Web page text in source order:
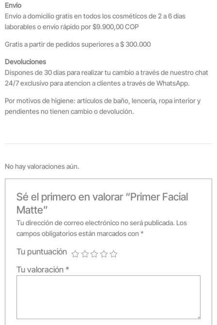
Envío
Envío a domicilio gratis en todos los cosméticos de 2 a 6 días
laborables o envío rápido por $9.900,00 COP
Gratis a partir de pedidos superiores a $ 300.000
Devoluciones
Dispones de 30 días para realizar tu cambio a través de nuestro chat
24/7 exclusivo para atencion a clientes a través de WhatsApp.
Por motivos de higiene: artículos de baño, lencería, ropa interior y
pendientes no tienen cambio o devolución.
No hay valoraciones aún.
Sé el primero en valorar “Primer Facial
Matte”
Tu dirección de correo electrónico no será publicada. Los
campos obligatorios están marcados con *
Tu puntuación
Tu valoración *